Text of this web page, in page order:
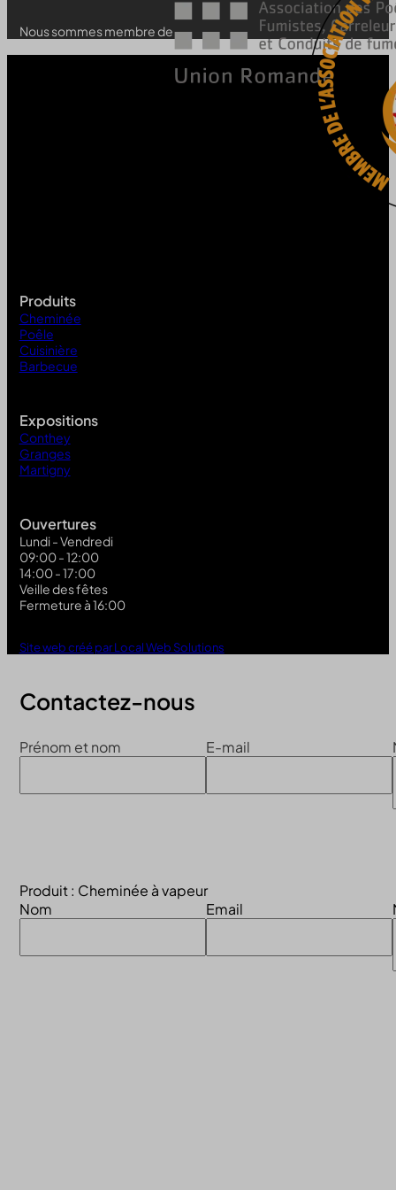
Nous sommes membre de
Produits
Cheminée
Poêle
Cuisinière
Barbecue
Expositions
Conthey
Granges
Martigny
Ouvertures
Lundi - Vendredi
09:00 - 12:00
14:00 - 17:00
Veille des fêtes
Fermeture à 16:00
Site web créé par Local Web Solutions
Contactez-nous
Prénom et nom E-mail
Produit : Cheminée à vapeur
Nom
Email